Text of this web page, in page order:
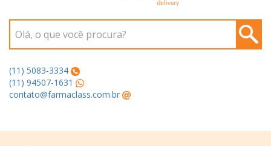
Olá, o que você procura?
(11) 5083-3334
(11) 94507-1631
contato@farmaclass.com.br